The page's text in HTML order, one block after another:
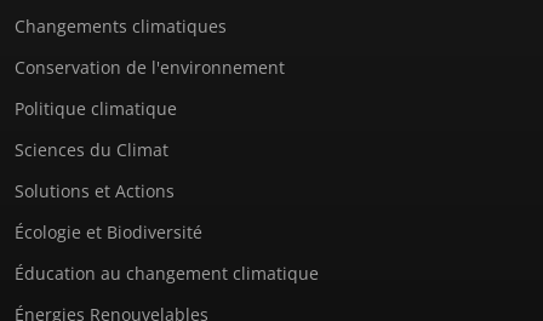
Changements climatiques
Conservation de l'environnement
Politique climatique
Sciences du Climat
Solutions et Actions
Écologie et Biodiversité
Éducation au changement climatique
Énergies Renouvelables